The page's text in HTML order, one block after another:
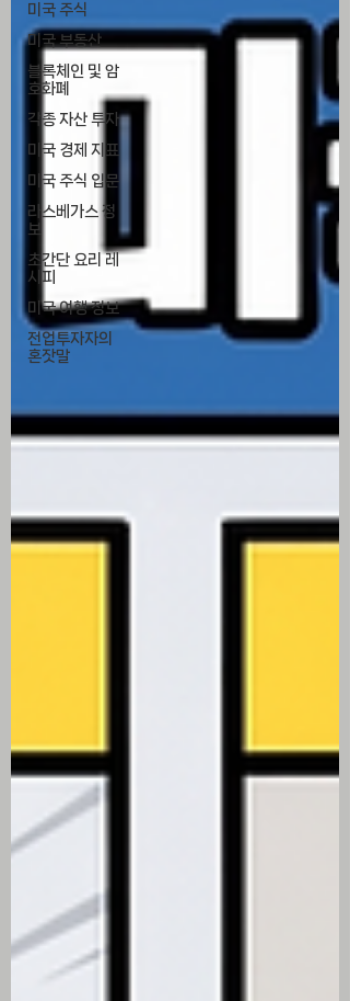
미국 주식
미국 부동산
블록체인 및 암
호화폐
각종 자산 투자
미국 경제 지표
미국 주식 입문
라스베가스 정
보
초간단 요리 레
시피
미국 여행 정보
전업투자자의
혼잣말